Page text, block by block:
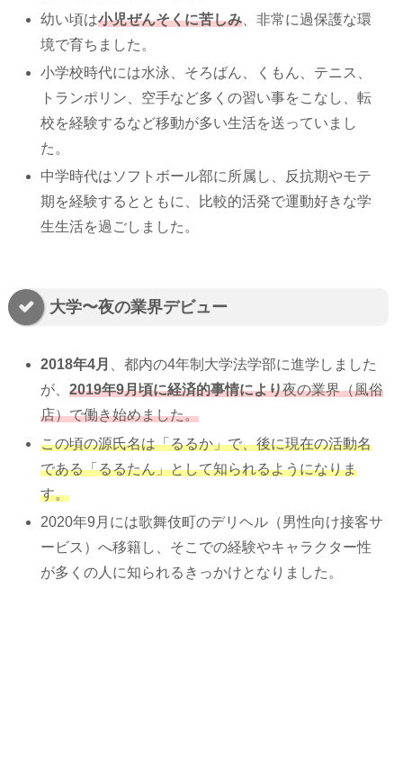
幼い頃は小児ぜんそくに苦しみ 、非常に過保護な環
境で育ちました。
小学校時代には水泳、そろばん、くもん、テニス、
トランポリン、空手など多くの習い事をこなし、転
校を経験するなど移動が多い生活を送っていまし
た。
中学時代はソフトボール部に所属し、反抗期やモテ
期を経験するとともに、比較的活発で運動好きな学
生生活を過ごしました。
大学〜夜の業界デビュー
2018年4月
、都内の4年制大学法学部に進学しました
が、2019年9月頃に経済的事情により夜の業界（風俗
店）で働き始めました。
この頃の源氏名は「るるか」で、後に現在の活動名
である「るるたん」として知られるようになりま
す。
2020年9月には歌舞伎町のデリヘル（男性向け接客サ
ービス）へ移籍し、そこでの経験やキャラクター性
が多くの人に知られるきっかけとなりました。